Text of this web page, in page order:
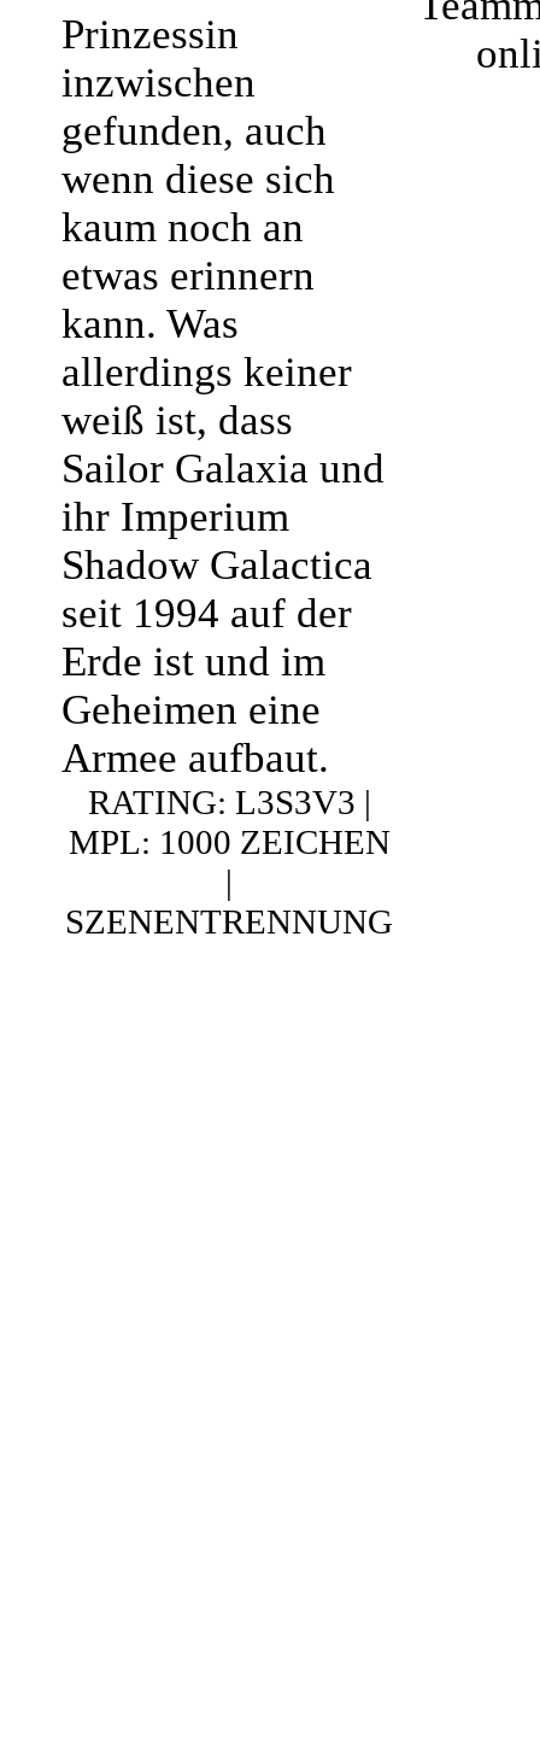
Prinzessin
inzwischen
gefunden, auch
wenn diese sich
kaum noch an
etwas erinnern
kann. Was
allerdings keiner
weiß ist, dass
Sailor Galaxia und
ihr Imperium
Shadow Galactica
seit 1994 auf der
Erde ist und im
Geheimen eine
Armee aufbaut.
RATING: L3S3V3 |
MPL: 1000 ZEICHEN
|
SZENENTRENNUNG